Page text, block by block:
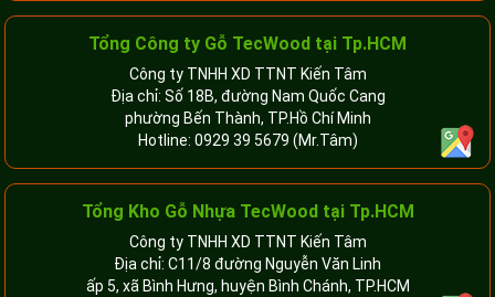
Tổng Công ty Gỗ TecWood tại Tp.HCM
Công ty TNHH XD TTNT Kiến Tâm
Địa chỉ: Số 18B, đường Nam Quốc Cang
phường Bến Thành, TP.Hồ Chí Minh
Hotline: 0929 39 5679 (Mr.Tâm)
Tổng Kho Gỗ Nhựa TecWood tại Tp.HCM
Công ty TNHH XD TTNT Kiến Tâm
Địa chỉ: C11/8 đường Nguyễn Văn Linh
ấp 5, xã Bình Hưng, huyện Bình Chánh, TP.HCM